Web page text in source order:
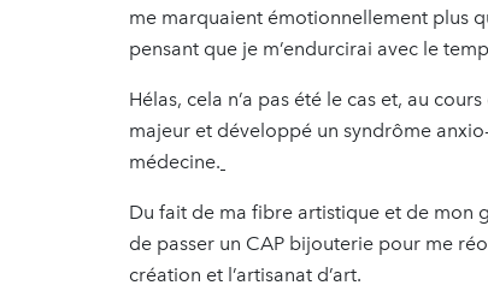
me marquaient émotionnellement plus
pensant que je m’endurcirai avec le
Hélas, cela n’a pas été le cas et, au
majeur et développé un syndrôme
médecine.
Du fait de ma fibre artistique et de mon
de passer un CAP bijouterie pour me
création et l’artisanat d’art.